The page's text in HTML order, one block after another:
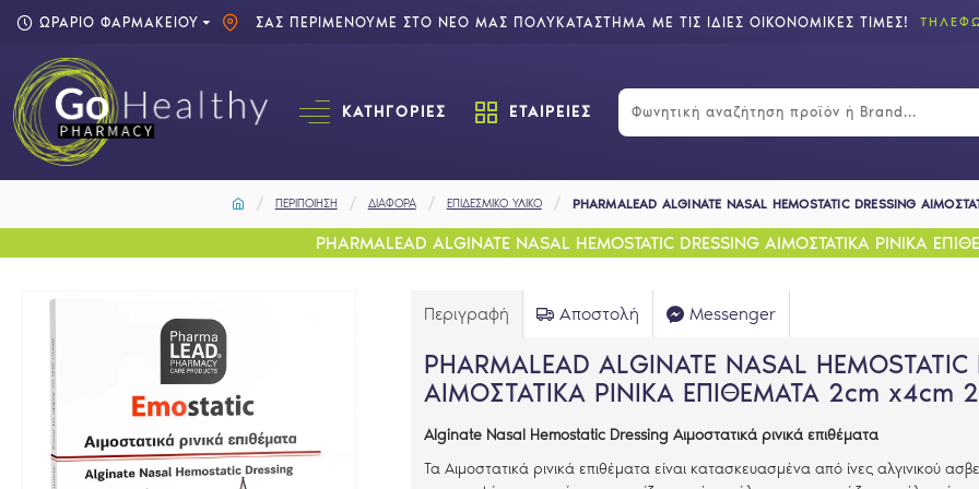
ΩΡΑΡΙΟ ΦΑΡΜΑΚΕΙΟΥ ΣΑΣ ΠΕΡΙΜΕΝΟΥΜΕ ΣΤΟ ΝΕΟ ΜΑΣ ΠΟΛΥΚΑΤΑΣΤΗΜΑ ΜΕ ΤΙΣ ΙΔΙΕΣ ΟΙΚΟΝΟΜΙΚΕΣ ΤΙΜΕΣ!
ΚΑΤΗΓΟΡΊΕΣ ΕΤΑΙΡΕΙΕΣ
ΠΕΡΙΠΟΙΗΣΗ ΔΙΑΦΟΡΑ ΕΠΙΔΕΣΜΙΚΟ ΥΛΙΚΟ PHARMALEAD ALGINATE NASAL HEMOSTATIC DRESSING
PHARMALEAD ALGINATE NASAL HEMOSTATIC DRESSING ΑΙΜΟΣΤΑΤΙΚΑ ΡΙΝΙΚΑ
Περιγραφή Αποστολή Messenger
PHARMALEAD ALGINATE NASAL HEMOSTATIC
ΑΙΜΟΣΤΑΤΙΚΑ ΡΙΝΙΚΑ ΕΠΙΘΕΜΑΤΑ 2cm x4cm
Alginate Nasal Hemostatic Dressing Αιμοστατικά ρινικά επιθέματα
Τα Αιμοστατικά ρινικά επιθέματα είναι κατασκευασμένα από ίνες αλγινικού